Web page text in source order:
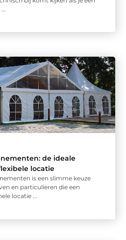
de ideale
locatie
is een slimme keuze
en particulieren die een
locatie ...